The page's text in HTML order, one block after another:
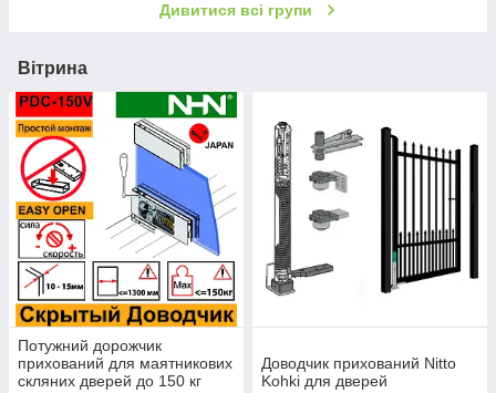
Дивитися всі групи
Вітрина
Потужний дорожчик
прихований для маятникових
скляних дверей до 150 кг
Доводчик прихований Nitto
Kohki для дверей